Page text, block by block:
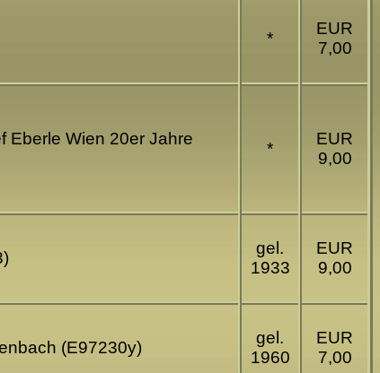
*
EUR
7,00
Eberle Wien 20er Jahre
*
EUR
9,00
gel.
1933
EUR
9,00
(E97230y)
gel.
1960
EUR
7,00